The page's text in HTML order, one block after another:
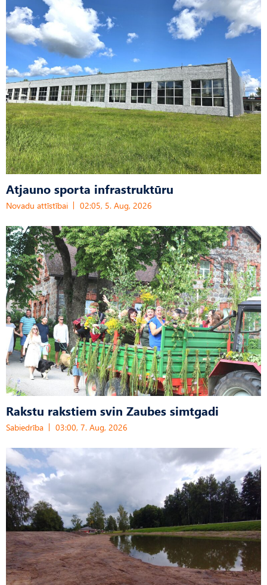
Atjauno sporta infrastruktūru
Novadu attīstībai 02:05, 5. Aug, 2026
Rakstu rakstiem svin Zaubes simtgadi
Sabiedrība 03:00, 7. Aug, 2026